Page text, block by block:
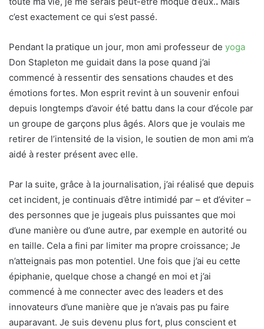
c’est exactement ce qui s’est passé.
Pendant la pratique un jour, mon ami professeur de yoga
Don Stapleton me guidait dans la pose quand j’ai
commencé à ressentir des sensations chaudes et des
émotions fortes. Mon esprit revint à un souvenir enfoui
depuis longtemps d’avoir été battu dans la cour d’école par
un groupe de garçons plus âgés. Alors que je voulais me
retirer de l’intensité de la vision, le soutien de mon ami m’a
aidé à rester présent avec elle.
Par la suite, grâce à la journalisation, j’ai réalisé que depuis
cet incident, je continuais d’être intimidé par – et d’éviter –
des personnes que je jugeais plus puissantes que moi
d’une manière ou d’une autre, par exemple en autorité ou
en taille. Cela a fini par limiter ma propre croissance; Je
n’atteignais pas mon potentiel. Une fois que j’ai eu cette
épiphanie, quelque chose a changé en moi et j’ai
commencé à me connecter avec des leaders et des
innovateurs d’une manière que je n’avais pas pu faire
auparavant. Je suis devenu plus fort, plus conscient et